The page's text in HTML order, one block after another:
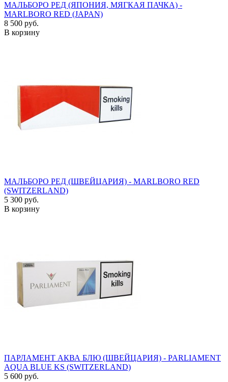
МАЛЬБОРО РЕД (ЯПОНИЯ, МЯГКАЯ ПАЧКА) -
MARLBORO RED (JAPAN)
8 500 руб.
В корзину
МАЛЬБОРО РЕД (ШВЕЙЦАРИЯ) - MARLBORO RED
(SWITZERLAND)
5 300 руб.
В корзину
ПАРЛАМЕНТ АКВА БЛЮ (ШВЕЙЦАРИЯ) - PARLIAMENT
AQUA BLUE KS (SWITZERLAND)
5 600 руб.